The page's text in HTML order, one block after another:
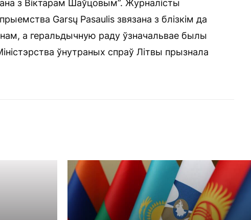
з Віктарам Шаўцовым”. Журналісты
Garsų Pasaulis звязана з блізкім да
а геральдычную раду ўзначальвае былы
ўнутраных спраў Літвы прызнала